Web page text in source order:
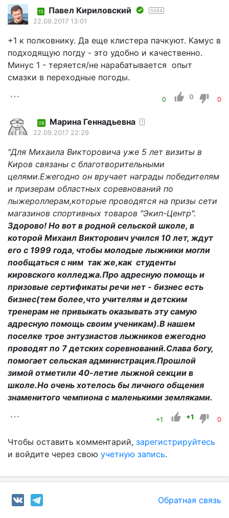
15 Павел Кириловский 5584
22.09.2017 13:01
+1 к полковнику. Да еще клистера пачкуют. Камус в
подходящую погду - это удобно и качественно.
Минус 1 - теряется/не нарабатывается опыт
смазки в переходные погоды.
0 0 0
08 Марина Геннадьевна 1
22.09.2017 22:29
"Для Михаила Викторовича уже 5 лет визиты в
Киров связаны с благотворительными
целями.Ежегодно он вручает награды победителям
и призерам областных соревнований по
лыжероллерам,которые проводятся на призы сети
магазинов спортивных товаров "Экип-Центр".
Здорово! Но вот в родной сельской школе, в
которой Михаил Викторович учился 10 лет, ждут
его с 1999 года, чтобы молодые лыжники могли
пообщаться с ним так же,как студенты
кировского колледжа.Про адресную помощь и
призовые сертификаты речи нет - бизнес есть
бизнес(тем более,что учителям и детским
тренерам не привыкать оказывать эту самую
адресную помощь своим ученикам).В нашем
поселке трое энтузиастов лыжников ежегодно
проводят по 7 детских соревнований.Слава богу,
помогает сельская администрация.Прошлой
зимой отметили 40-летие лыжной секции в
школе.Но очень хотелось бы личного общения
знаменитого чемпиона с маленькими земляками.
+1 +1 0
Чтобы оставить комментарий, зарегистрируйтесь
и войдите через свою учетную запись.
Обратная связь